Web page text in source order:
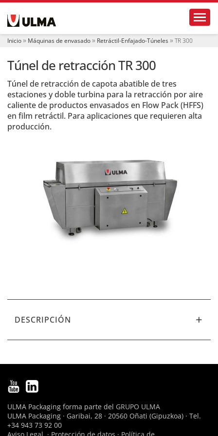
e Inicio Máquinas de envasado Retráctil-Enfajado-Túneles TR 300
Túnel de retracción TR 300
Túnel de retracción de capota abatible de tres
estaciones y doble turbina para la retracción por aire
caliente de productos envasados en Flow Pack (HFFS)
en film retráctil. Para aplicaciones que requieren alta
producción.
DESCRIPCIÓN
ULMA Packaging forma parte del GRUPO ULMA
ULMA Packaging · Garibai, 28 · 20560 Oñati (Gipuzkoa) · Tel.
+34 943 73 92 00